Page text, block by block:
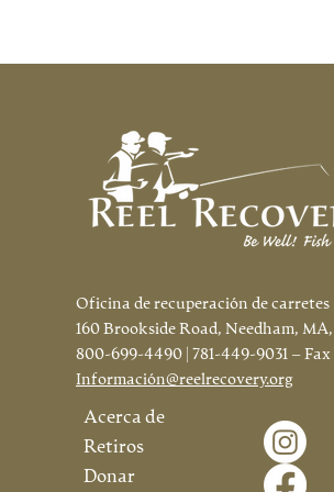
Oficina de recuperación de carretes
160 Brookside Road, Needham,
800-699-4490 | 781-449-9031 – Fax
Información@reelrecovery.org
Acerca de
Retiros
Donar